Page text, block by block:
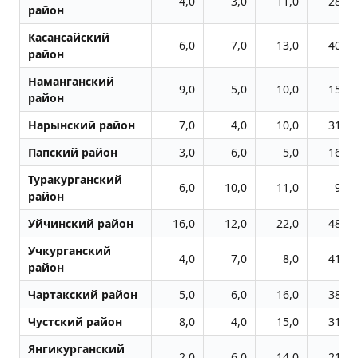
район
Касансайский
район
6,0 7,0 13,0 40,0
Наманганский
район
9,0 5,0 10,0 15,0
Нарынский район 7,0 4,0 10,0
31,0
Папский район
3,0 6,0 5,0
16,0
Туракурганский
район
6,0 10,0 11,0 9,0
Уйчинский район 16,0 12,0 22,0
48,0
Учкурганский
район
4,0 7,0 8,0 41,0
Чартакский район 5,0 6,0 16,0
38,0
Чустский район
8,0 4,0 15,0
31,0
Янгикурганский